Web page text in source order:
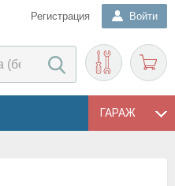
Регистрация Войти
ГАРАЖ